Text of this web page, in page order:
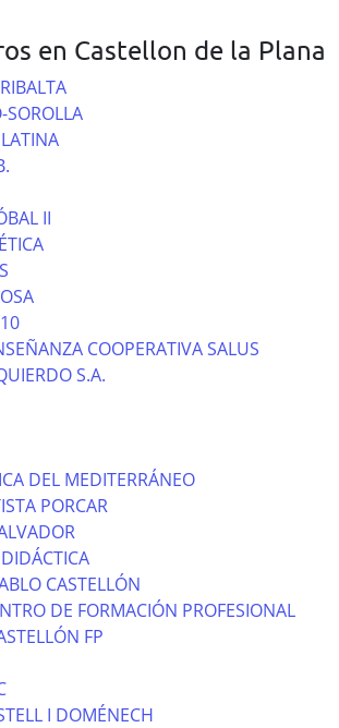
en Castellon de la Plana
SOROLLA
II
COOPERATIVA SALUS
S.A.
DEL MEDITERRÁNEO
PORCAR
CASTELLÓN
DE FORMACIÓN PROFESIONAL
FP
I DOMÉNECH